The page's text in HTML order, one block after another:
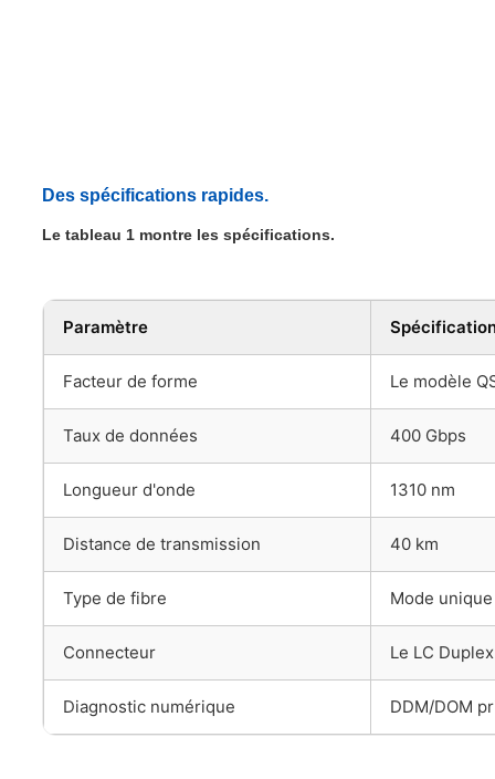
Des spécifications rapides.
Le tableau 1 montre les spécifications.
Paramètre
Facteur de forme Le modèle
Taux de données 400 Gbps
Longueur d'onde 1310 nm
Distance de transmission 40 km
Type de fibre Mode
Connecteur Le LC Duplex
Diagnostic numérique DDM/DOM